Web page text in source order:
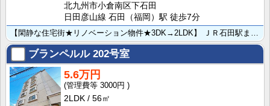
北九州市小倉南区下石田
日田彦山線 石田（福岡）駅 徒歩7分
【閑静な住宅街★リノベーション物件★3DK→2LDK】 ＪＲ石田駅までも徒歩７分♪≪閑静な住宅街≫徒･･･
ブランペルル202号室
5.6万円
3000円
2LDK
56㎡